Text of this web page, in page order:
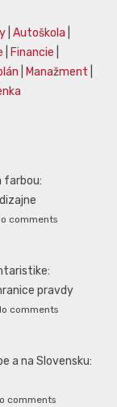
Autoškola
Financie
Manažment
farbou:
comments
pravdy
comments
a na Slovensku:
comments